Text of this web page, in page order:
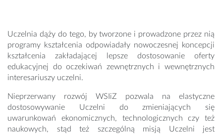
Uczelnia dąży do tego, by tworzone i prowadzone przez nią
programy kształcenia odpowiadały nowoczesnej koncepcji
kształcenia zakładającej lepsze dostosowanie oferty
edukacyjnej do oczekiwań zewnętrznych i wewnętrznych
interesariuszy uczelni.
Nieprzerwany rozwój WSIiZ pozwala na elastyczne
dostosowywanie Uczelni do zmieniających się
uwarunkowań ekonomicznych, technologicznych czy też
naukowych, stąd też szczególną misją Uczelni jest